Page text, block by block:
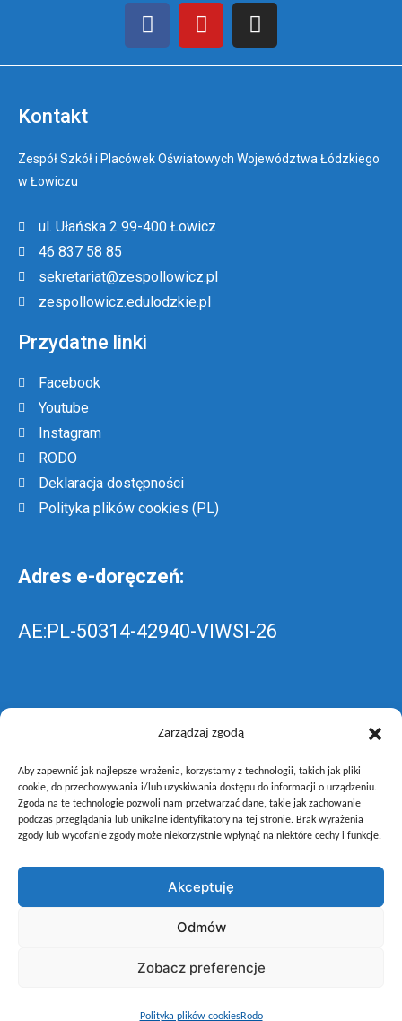
Zarządzaj zgodą
Aby zapewnić jak najlepsze wrażenia, korzystamy z technologii, takich jak pliki
cookie, do przechowywania i/lub uzyskiwania dostępu do informacji o urządzeniu.
Zgoda na te technologie pozwoli nam przetwarzać dane, takie jak zachowanie
podczas przeglądania lub unikalne identyfikatory na tej stronie. Brak wyrażenia
zgody lub wycofanie zgody może niekorzystnie wpłynąć na niektóre cechy i funkcje.
Akceptuję
Odmów
Zobacz preferencje
Polityka plików cookiesRodo
Kontakt
Zespół Szkół i Placówek Oświatowych Województwa Łódzkiego
w Łowiczu
ul. Ułańska 2 99-400 Łowicz
46 837 58 85
sekretariat@zespollowicz.pl
zespollowicz.edulodzkie.pl
Przydatne linki
Facebook
Youtube
Instagram
RODO
Deklaracja dostępności
Polityka plików cookies (PL)
Adres e-doręczeń:
AE:PL-50314-42940-VIWSI-26
Skrzynka EPUAP: ZespolLowicz
wyślij pismo ogólne do szkoły –poprzez
gov.pl
Copyright © Zespół Szkół i Placówek Oświatowych Województwa